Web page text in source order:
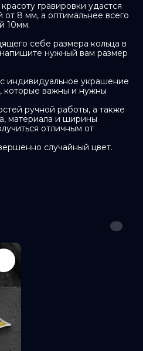
гравировки удастся
8 мм, а оптимальнее всего
10мм.
себе размера кольца в
нужный вам размер
индивидуальное украшение
которые важны и нужны
ручной работы, а также
материала и ширины
отличным от
случайный цвет.